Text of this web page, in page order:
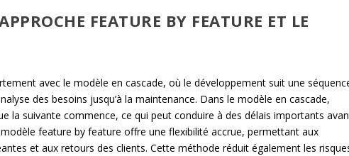
FEATURE BY FEATURE ET LE
avec le modèle en cascade, où le développement suit une
des besoins jusqu’à la maintenance. Dans le modèle en cascade,
la suivante commence, ce qui peut conduire à des délais importants
feature by feature offre une flexibilité accrue, permettant aux
et aux retours des clients. Cette méthode réduit également les